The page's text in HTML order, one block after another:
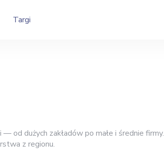
Targi
od dużych zakładów po małe i średnie firmy.
z regionu.